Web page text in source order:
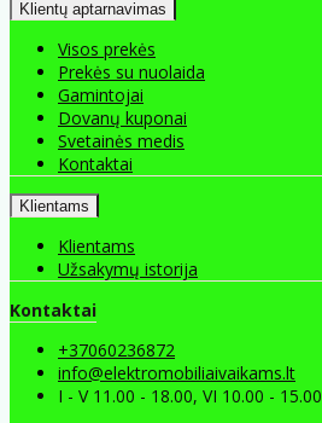
Klientų aptarnavimas
Visos prekės
Prekės su nuolaida
Gamintojai
Dovanų kuponai
Svetainės medis
Kontaktai
Klientams
Klientams
Užsakymų istorija
Kontaktai
+37060236872
info@elektromobiliaivaikams.lt
I - V 11.00 - 18.00, VI 10.00 - 15.00